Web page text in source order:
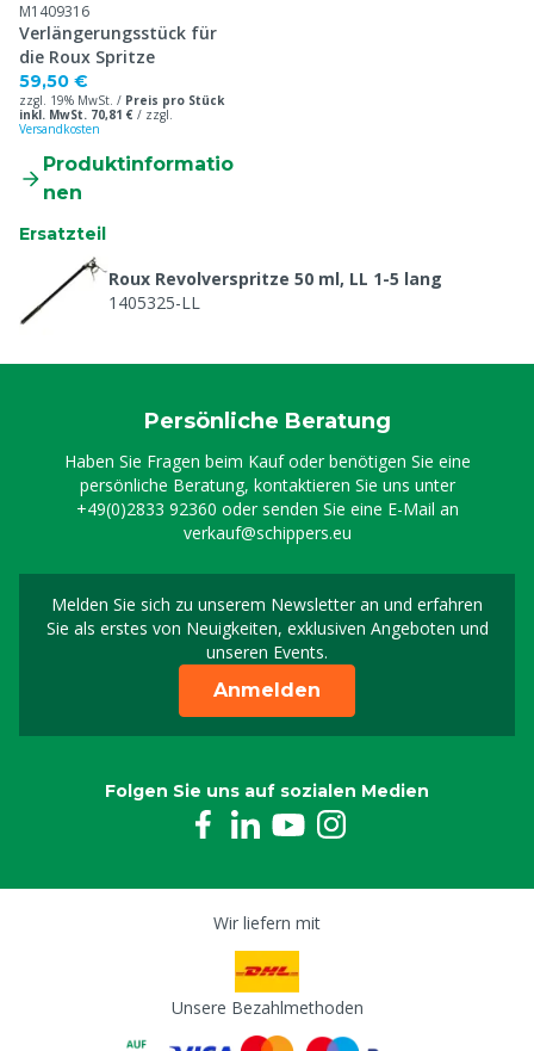
M1409316
Verlängerungsstück für
die Roux Spritze
59,50 €
zzgl. 19% MwSt. / Preis pro Stück
inkl. MwSt. 70,81 € / zzgl.
Versandkosten
Produktinformatio
nen
Ersatzteil
Roux Revolverspritze 50 ml, LL 1-5 lang
1405325-LL
Persönliche Beratung
Haben Sie Fragen beim Kauf oder benötigen Sie eine
persönliche Beratung, kontaktieren Sie uns unter
+49(0)2833 92360 oder senden Sie eine E-Mail an
verkauf@schippers.eu
Melden Sie sich zu unserem Newsletter an und erfahren
Sie als erstes von Neuigkeiten, exklusiven Angeboten und
unseren Events.
Melden Sie sich für
Anmelden
Folgen Sie uns auf sozialen Medien
Wir liefern mit
Unsere Bezahlmethoden